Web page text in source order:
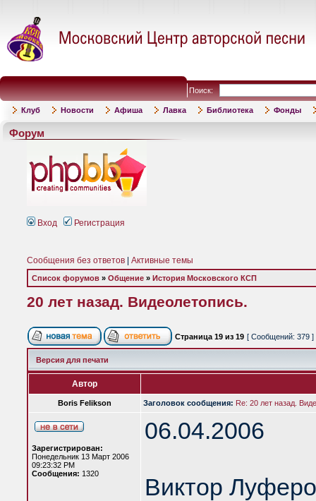
Поиск:
Клуб Новости Афиша Лавка Библиотека Фонды
Форум
Вход Регистрация
Сообщения без ответов Активные темы
Список форумов » Общение » История Московского КСП
20 лет назад. Видеолетопись.
Страница 19 из 19 [ Сообщений: 379 ]
Версия для печати
Автор
Boris Felikson Заголовок сообщения: Re: 20 лет назад.
Зарегистрирован:
Понедельник 13 Март 2006
09:23:32 PM
Сообщения: 1320
06.04.2006
Виктор